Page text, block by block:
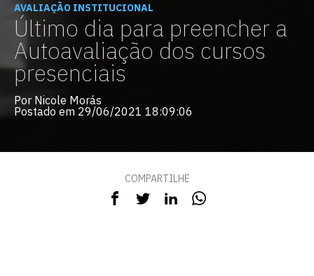
AVALIAÇÃO INSTITUCIONAL
Último dia para preencher a
Autoavaliação dos cursos
presenciais
Por Nicole Morás
Postado em 29/06/2021 18:09:06
COMPARTILHE